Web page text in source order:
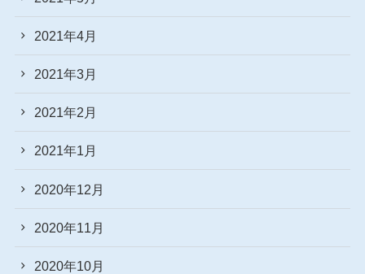
2021年4月
2021年3月
2021年2月
2021年1月
2020年12月
2020年11月
2020年10月